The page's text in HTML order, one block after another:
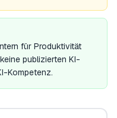
für Produktivität
publizierten KI-
Kompetenz.